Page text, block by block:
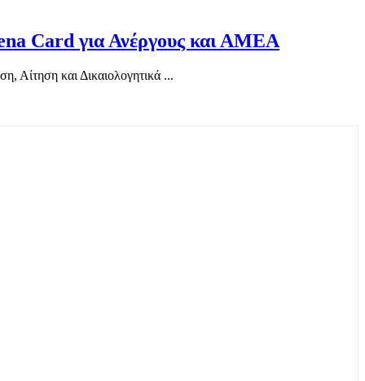
Card για Ανέργους και ΑΜΕΑ
και Δικαιολογητικά ...